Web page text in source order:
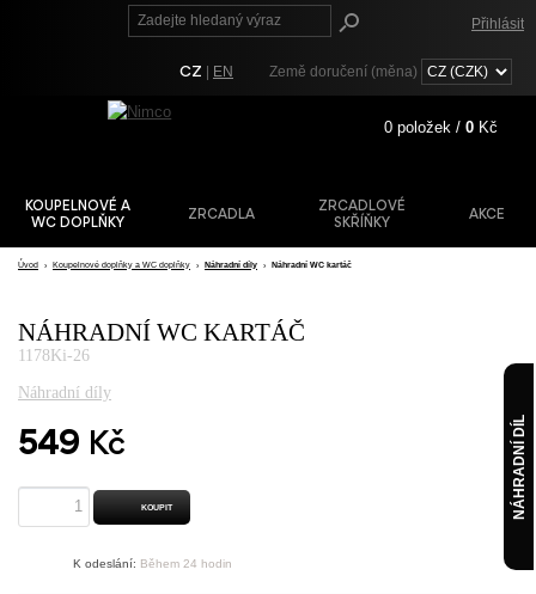
0položek / 0Kč
Úvod › Koupelnové doplňky a WC doplňky › Náhradní díly › Náhradní WC kartáč
NÁHRADNÍ WC KARTÁČ
1178Ki-26
Náhradní díly
NÁHRADNÍ DÍL
549 Kč
KOUPIT
K odeslání: Během 24 hodin
Přihlásit
Registrace
CZ EN Země doručení (měna)
KOUPELNOVÉ A
WC DOPLŇKY
ZRCADLA
ZRCADLOVÉ
SKŘÍŇKY
AKCE